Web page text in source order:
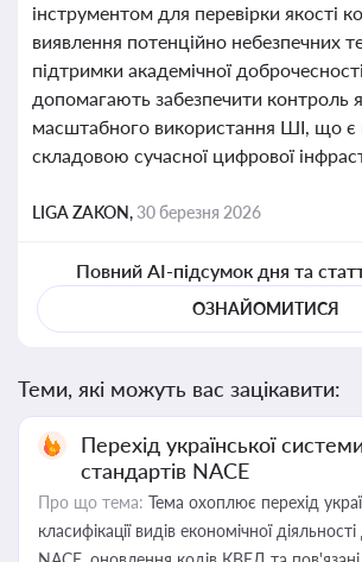
інструментом для перевірки якості
виявлення потенційно небезпечних
підтримки академічної
допомагають забезпечити контроль
масштабного використання ШІ, що
складовою сучасної цифрової
LIGA ZAKON,30 березня 2026
Повний AI-підсумок дня та
ОЗНАЙОМИТИСЯ
Теми, які можуть вас зацікавити:
Перехід української
стандартів NACE
Про що тема: Тема охоплює перехід
класифікації видів економічної